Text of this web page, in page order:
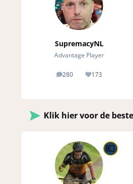
SupremacyNL
Advantage Player
280
posts 173
Reputation
Klik hier voor de